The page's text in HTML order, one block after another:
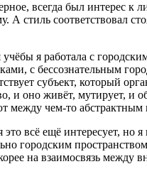
всегда был интерес к
А стиль соответствовал
я работала с
с бессознательным
субъект, который
и оно живёт, мутирует, и
между чем-то
это всё ещё интересует, но
городским
на взаимосвязь между